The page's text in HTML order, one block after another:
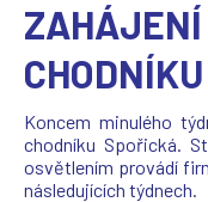
Koncem minulého
chodníku Spořická.
osvětlením provádí
následujících týdnech.